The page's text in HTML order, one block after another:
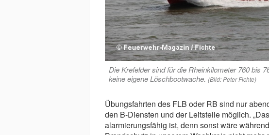
Die Krefelder sind für die Rheinkilometer 760 bis
keine eigene Löschbootwache. (Bild: Peter Fichte)
Übungsfahrten des FLB oder RB sind nur
den B-Diensten und der Leitstelle möglich.
alarmierungsfähig ist, denn sonst wäre